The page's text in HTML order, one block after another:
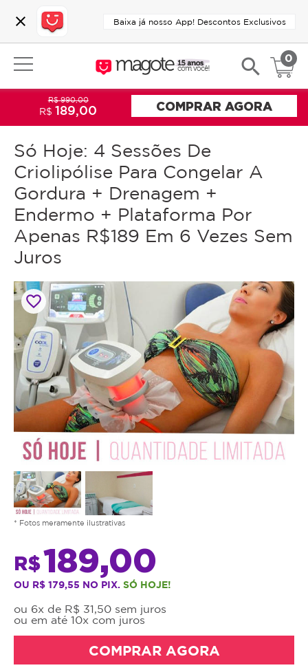
close Baixa já nosso App! Descontos Exclusivos
search 0
Só Hoje: 4 Sessões De
Criolipólise Para Congelar A
Gordura + Drenagem +
Endermo + Plataforma Por
Apenas R$189 Em 6 Vezes Sem
Juros
favorite_border
* Fotos meramente ilustrativas
R$189,00
OU R$ 179,55 NO PIX. SÓ HOJE!
ou 6x de R$ 31,50 sem juros
ou em até 10x com juros
COMPRAR AGORA
R$ 990,00
R$189,00 COMPRAR AGORA